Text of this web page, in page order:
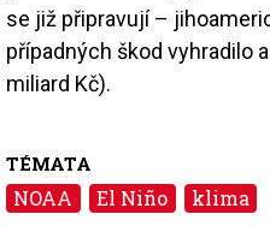
se již připravují –
případných škod vyhradilo
miliard Kč).
TÉMATA
NOAA El Niño klima